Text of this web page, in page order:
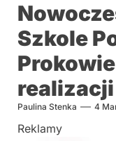
Szkole
Paulina Stenka 4
Reklamy